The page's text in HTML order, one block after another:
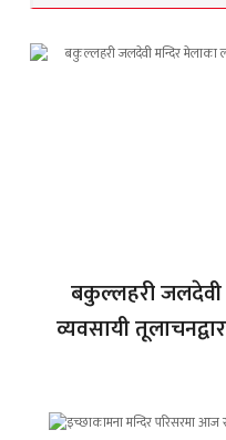
बकुल्लहरी जलदेवी
व्यवसायी